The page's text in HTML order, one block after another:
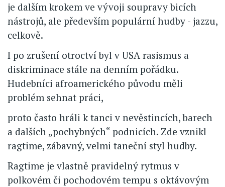
je dalším krokem ve vývoji soupravy bicích
nástrojů, ale především populární hudby - jazzu,
celkově.
I po zrušení otroctví byl v USA rasismus a
diskriminace stále na denním pořádku.
Hudebníci afroamerického původu měli
problém sehnat práci,
proto často hráli k tanci v nevěstincích, barech
a dalších „pochybných“ podnicích. Zde vznikl
ragtime, zábavný, velmi taneční styl hudby.
Ragtime je vlastně pravidelný rytmus v
polkovém či pochodovém tempu s oktávovým